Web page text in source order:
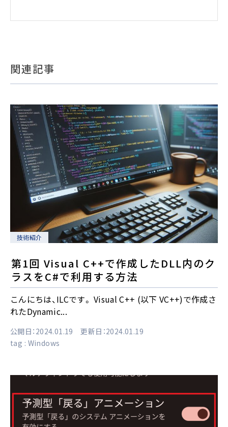
関連記事
技術紹介
第1回 Visual C++で作成したDLL内のク
ラスをC#で利用する方法
こんにちは、ILCです。 Visual C++ (以下 VC++)で作成さ
れたDynamic...
公開日：2024.01.19 更新日：2024.01.19
tag : Windows